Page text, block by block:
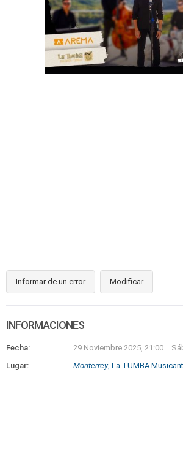
Informar de un error Modificar
INFORMACIONES
Fecha: 29 Noviembre 2025, 21:00
Lugar:
Monterrey, La TUMBA